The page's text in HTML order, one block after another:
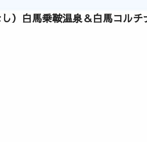
）白馬乗鞍温泉＆白馬コルチ